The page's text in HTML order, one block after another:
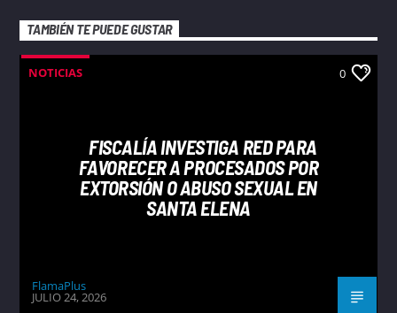
TAMBIÉN TE PUEDE GUSTAR
NOTICIAS 0
FISCALÍA INVESTIGA RED PARA
FAVORECER A PROCESADOS POR
EXTORSIÓN O ABUSO SEXUAL EN
SANTA ELENA
FlamaPlus
JULIO 24, 2026